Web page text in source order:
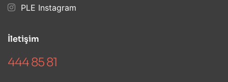
PLE Instagram
İletişim
444 85 81